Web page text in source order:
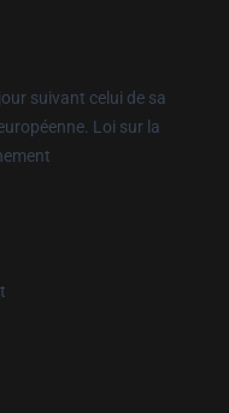
suivant celui de sa
Loi sur la